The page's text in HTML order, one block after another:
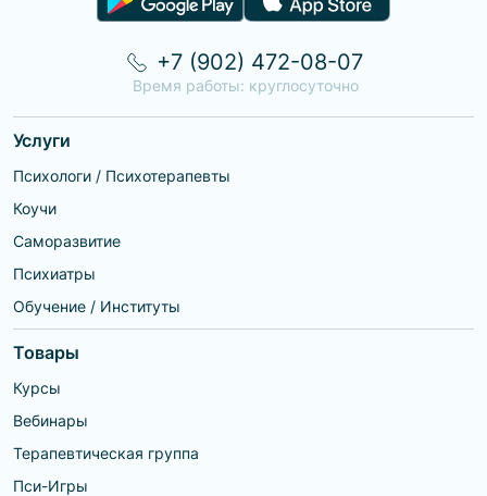
Услуги
Психологи / Психотерапевты
Коучи
Саморазвитие
Психиатры
Обучение / Институты
Товары
Курсы
Вебинары
Терапевтическая группа
Пси-Игры
+7 (902) 472-08-07
Время работы: круглосуточно